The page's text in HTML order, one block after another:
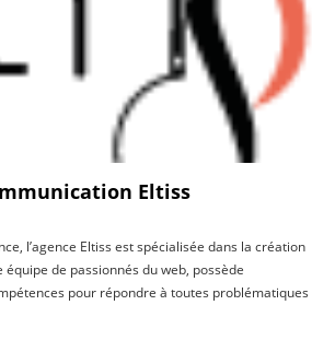
Eltiss
l’agence Eltiss est spécialisée dans la création
de passionnés du web, possède
pour répondre à toutes problématiques
et votre référencement ? Une boutique en